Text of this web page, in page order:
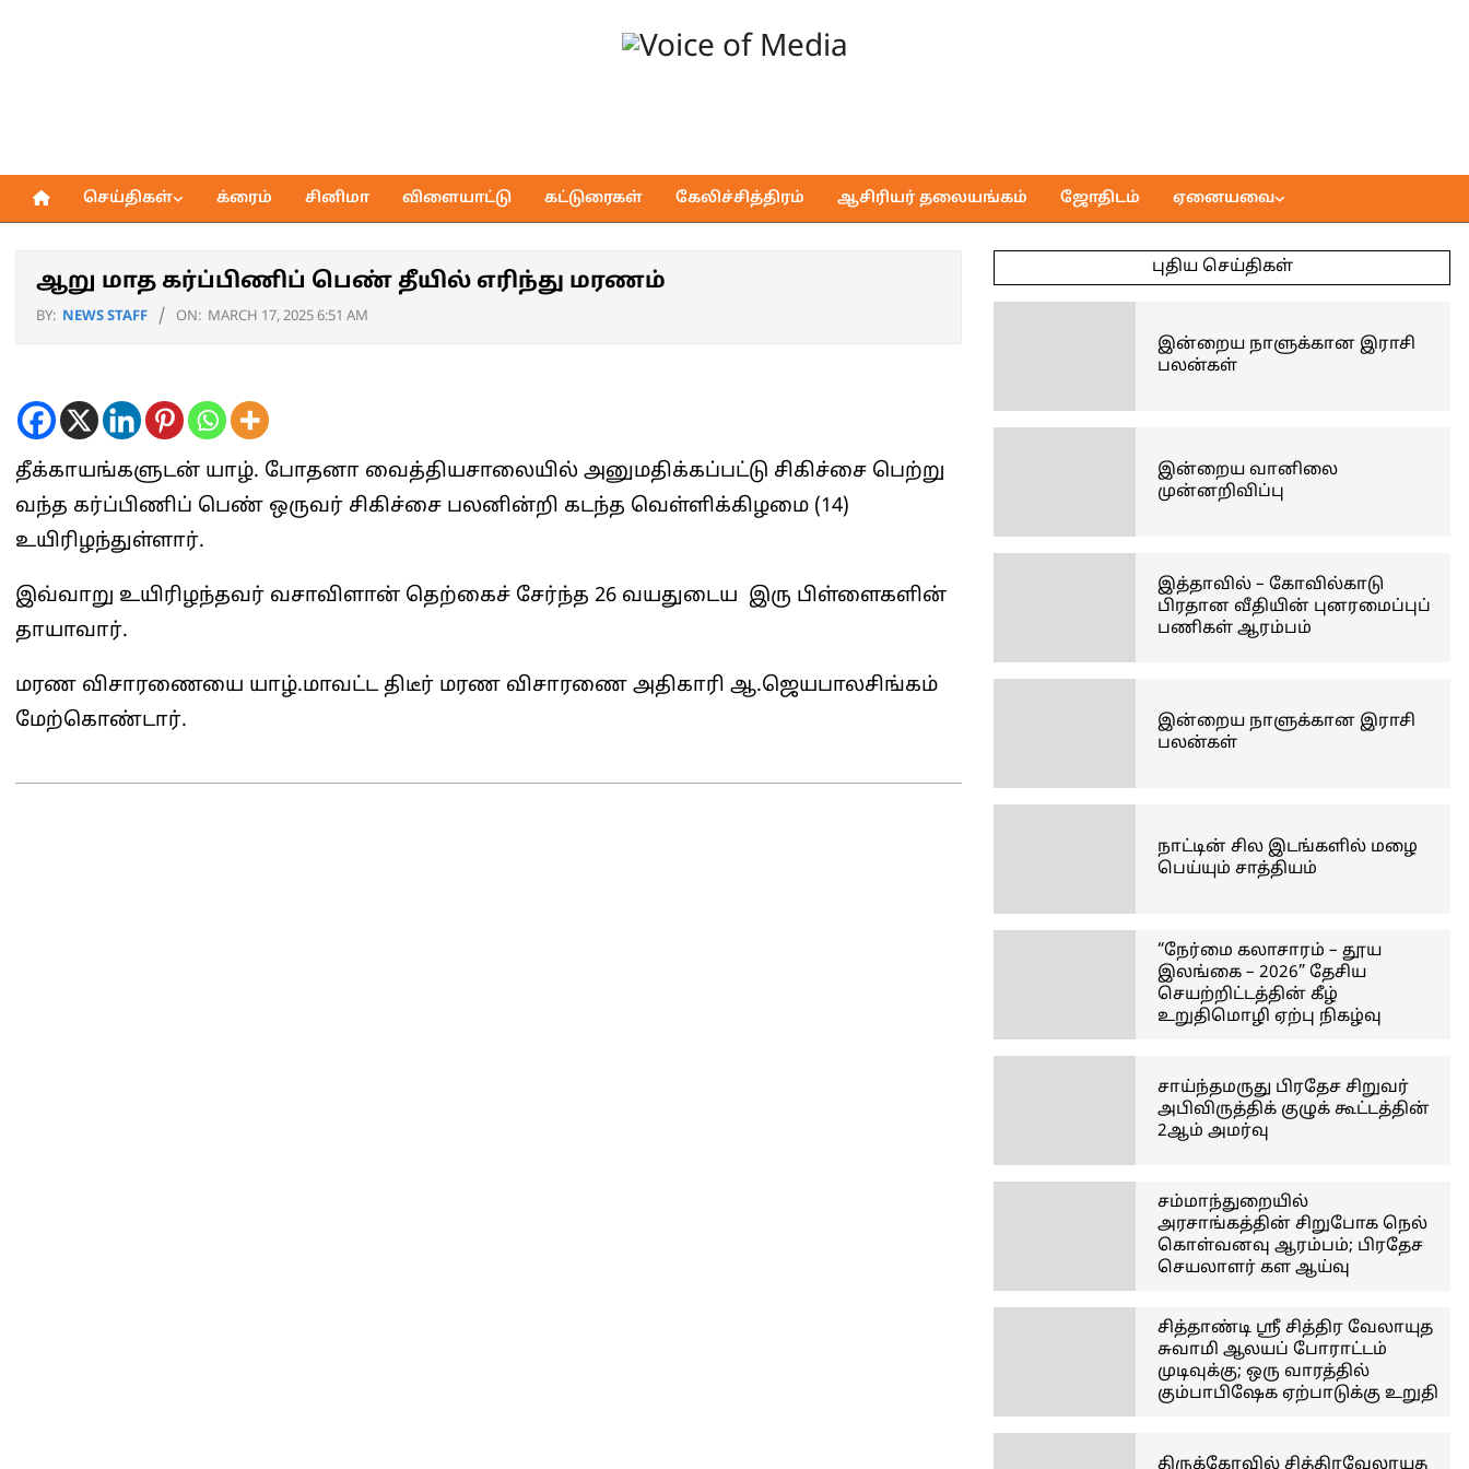
of
Media
Primary
செய்திகள் க்ரைம் சினிமா விளையாட்டு கட்டுரைகள் கேலிச்சித்திரம் ஆசிரியர் தலையங்கம் ஜோதிடம் ஏனையவை
ஆறு மாத கர்ப்பிணிப் பெண் தீயில் எரிந்து மரணம்
BY: NEWS STAFF ON: MARCH 17, 2025 6:51 AM
தீக்காயங்களுடன் யாழ். போதனா வைத்தியசாலையில் அனுமதிக்கப்பட்டு சிகிச்சை பெற்று
வந்த கர்ப்பிணிப் பெண் ஒருவர் சிகிச்சை பலனின்றி கடந்த வெள்ளிக்கிழமை (14)
உயிரிழந்துள்ளார்.
இவ்வாறு உயிரிழந்தவர் வசாவிளான் தெற்கைச் சேர்ந்த 26 வயதுடைய இரு பிள்ளைகளின்
தாயாவார்.
மரண விசாரணையை யாழ்.மாவட்ட திடீர் மரண விசாரணை அதிகாரி ஆ.ஜெயபாலசிங்கம்
மேற்கொண்டார்.
புதிய செய்திகள்
இன்றைய நாளுக்கான இராசி
பலன்கள்
இன்றைய வானிலை
முன்னறிவிப்பு
இத்தாவில் – கோவில்காடு
பிரதான வீதியின் புனரமைப்புப்
பணிகள் ஆரம்பம்
இன்றைய நாளுக்கான இராசி
பலன்கள்
நாட்டின் சில இடங்களில் மழை
பெய்யும் சாத்தியம்
“நேர்மை கலாசாரம் – தூய
இலங்கை – 2026” தேசிய
செயற்றிட்டத்தின் கீழ்
உறுதிமொழி ஏற்பு நிகழ்வு
சாய்ந்தமருது பிரதேச சிறுவர்
அபிவிருத்திக் குழுக் கூட்டத்தின்
2ஆம் அமர்வு
சம்மாந்துறையில்
அரசாங்கத்தின் சிறுபோக நெல்
கொள்வனவு ஆரம்பம்; பிரதேச
செயலாளர் கள ஆய்வு
சித்தாண்டி ஸ்ரீ சித்திர வேலாயுத
சுவாமி ஆலயப் போராட்டம்
முடிவுக்கு; ஒரு வாரத்தில்
கும்பாபிஷேக ஏற்பாடுக்கு உறுதி